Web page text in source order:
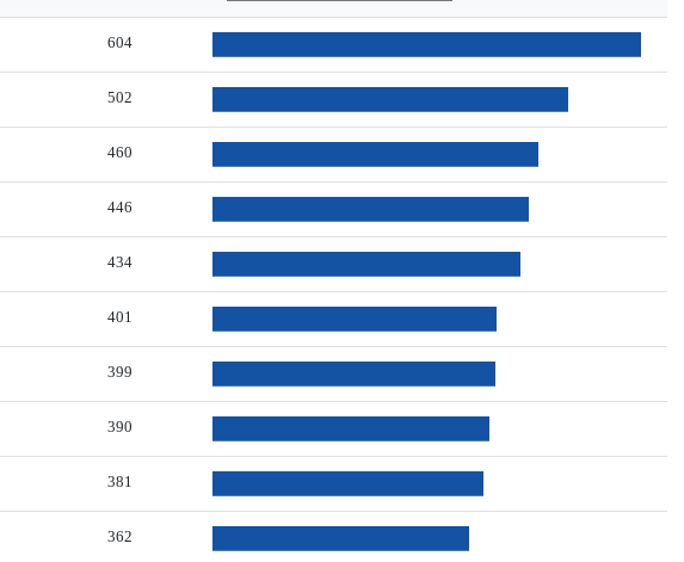
604
502
460
446
434
401
399
390
381
362